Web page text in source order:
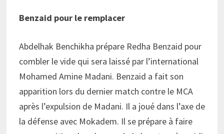
Benzaid pour le remplacer
Abdelhak Benchikha prépare Redha Benzaid pour
combler le vide qui sera laissé par l’international
Mohamed Amine Madani. Benzaid a fait son
apparition lors du dernier match contre le MCA
après l’expulsion de Madani. Il a joué dans l’axe de
la défense avec Mokadem. Il se prépare à faire